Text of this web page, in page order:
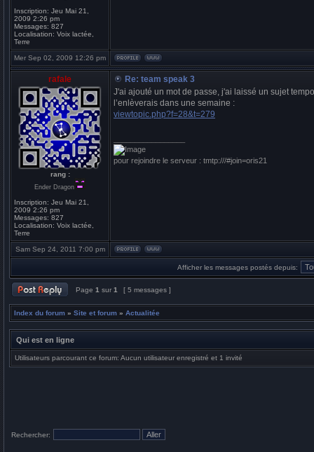
Inscription: Jeu Mai 21,
2009 2:26 pm
Messages: 827
Localisation: Voix lactée,
Terre
Mer Sep 02, 2009 12:26 pm
rafale
rang :
Ender Dragon
Inscription: Jeu Mai 21,
2009 2:26 pm
Messages: 827
Localisation: Voix lactée,
Terre
Re: team speak 3
J'ai ajouté un mot de passe, j'ai laissé un sujet
l’enlèverais dans une semaine :
viewtopic.php?f=28&t=279
pour rejoindre le serveur : tmtp:///#join=oris21
Sam Sep 24, 2011 7:00 pm
Afficher les messages postés depuis:
Page 1 sur 1 [ 5 messages ]
Index du forum » Site et forum » Actualitée
Qui est en ligne
Utilisateurs parcourant ce forum: Aucun utilisateur enregistré et 1 invité
Rechercher: